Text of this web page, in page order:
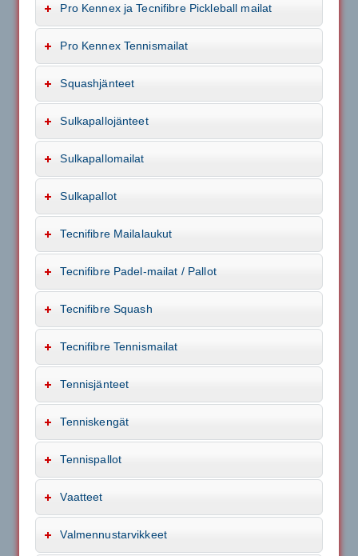
Pro Kennex ja Tecnifibre Pickleball mailat
Pro Kennex Tennismailat
Squashjänteet
Sulkapallojänteet
Sulkapallomailat
Sulkapallot
Tecnifibre Mailalaukut
Tecnifibre Padel-mailat / Pallot
Tecnifibre Squash
Tecnifibre Tennismailat
Tennisjänteet
Tenniskengät
Tennispallot
Vaatteet
Valmennustarvikkeet